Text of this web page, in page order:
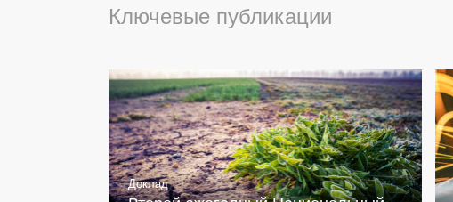
Ключевые публикации
Доклад